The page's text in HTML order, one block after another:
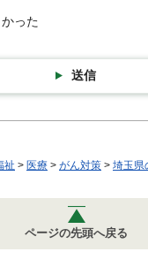
った
送信
祉 > 医療 > がん対策 > 埼玉県
ページの先頭へ戻る